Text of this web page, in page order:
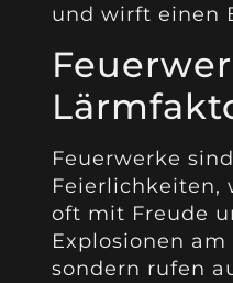
und wirft einen
Feuerwerke
Feierlichkeiten,
oft mit Freude
Explosionen
sondern rufen